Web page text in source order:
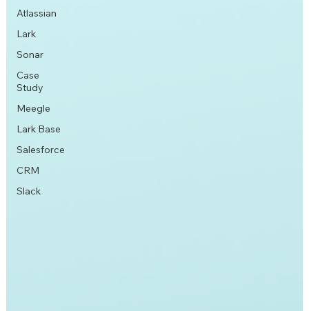
Atlassian
Lark
Sonar
Case
Study
Meegle
Lark Base
Salesforce
CRM
Slack